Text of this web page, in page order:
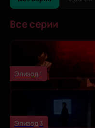
Все серии
Эпизод 1
Эпизод 3